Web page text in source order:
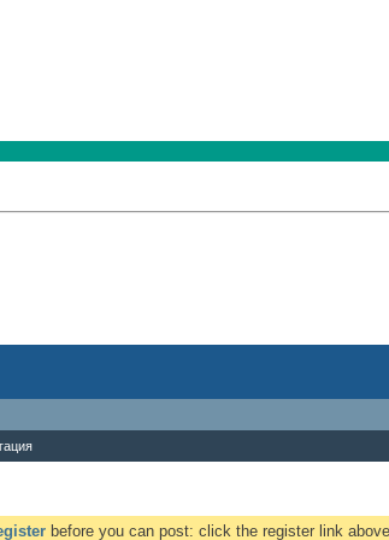
before you can post: click the register link